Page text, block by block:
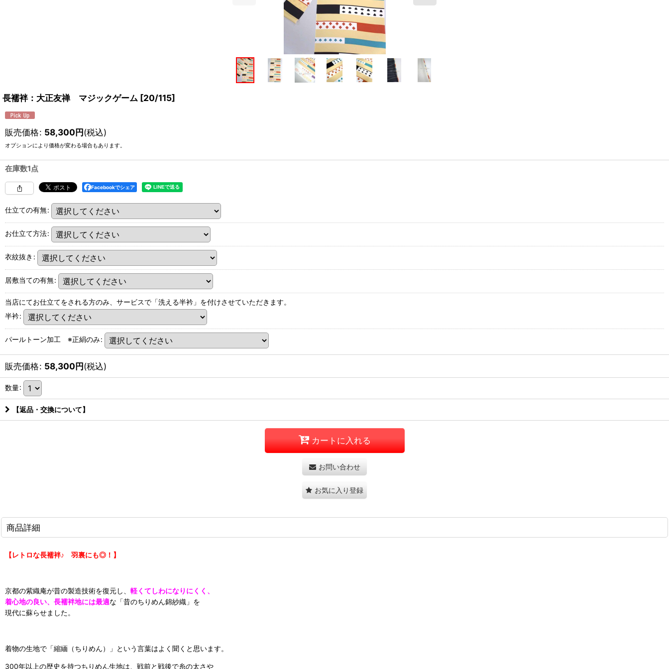
長襦袢：大正友禅 マジックゲーム [20/115]
販売価格: 58,300円(税込)
オプションにより価格が変わる場合もあります。
在庫数1点
Facebookでシェア
仕立ての有無:
お仕立て方法:
衣紋抜き :
居敷当ての有無:
当店にてお仕立てをされる方のみ、サービスで「洗える半衿」を付けさせていただきます。
半衿:
パールトーン加工 ※正絹のみ:
販売価格: 58,300円(税込)
数量:
【返品・交換について】
カートに入れる
お問い合わせ
お気に入り登録
商品詳細
【レトロな長襦袢♪ 羽裏にも◎！】
京都の紫織庵が昔の製造技術を復元し、 軽くてしわになりにくく、
着心地の良い、長襦袢地には最適な「昔のちりめん錦紗織」を
現代に蘇らせました。
着物の生地で「縮緬（ちりめん）」という言葉はよく聞くと思います。
300年以上の歴史を持つちりめん生地は、戦前と戦後で糸の太さや